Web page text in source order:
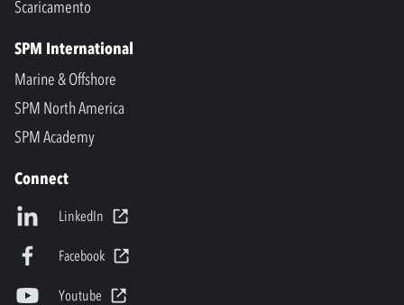
Scaricamento
SPM International
Marine & Offshore
SPM North America
SPM Academy
Connect
LinkedIn
Facebook
Youtube